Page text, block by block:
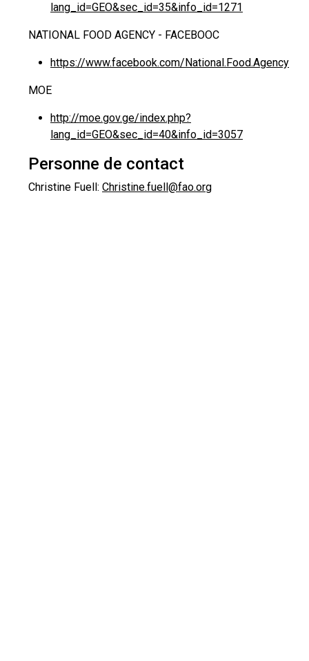
lang_id=GEO&sec_id=35&info_id=1271
NATIONAL FOOD AGENCY - FACEBOOC
https://www.facebook.com/National.Food.Agency
MOE
http://moe.gov.ge/index.php?
lang_id=GEO&sec_id=40&info_id=3057
Personne de contact
Christine Fuell: Christine.fuell@fao.org